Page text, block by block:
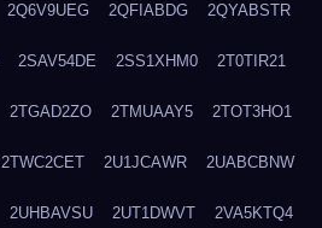
2Q6V9UEG 2QFIABDG 2QYABSTR
2SAV54DE 2SS1XHM0 2T0TIR21
2TGAD2ZO 2TMUAAY5 2TOT3HO1
2TWC2CET 2U1JCAWR 2UABCBNW
2UHBAVSU 2UT1DWVT 2VA5KTQ4